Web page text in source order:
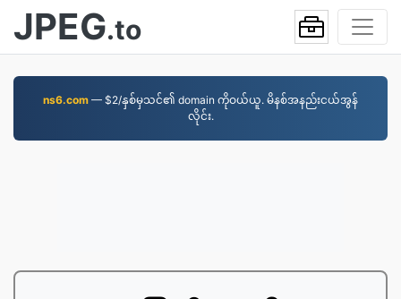
JPEG.to
ns6.com — $2/နှစ်မှသင်၏ domain ကိုဝယ်ယူ. မိနစ်အနည်းငယ်အွန်
လိုင်း.